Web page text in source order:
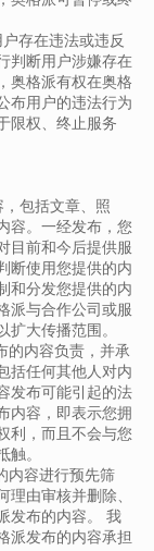
存在违法或违反
判断用户涉嫌存在
奥格派有权在奥格
布用户的违法行为
限权、终止服务
，包括文章、照
容。一经发布，您
目前和今后提供服
断使用您提供的内
和分发您提供的内
派与合作公司或服
大传播范围。
的内容负责，并承
括任何其他人对内
发布可能引起的法
内容，即表示您拥
利，而且不会与您
。
内容进行预先筛
由审核并删除、
发布的内容。 我
派发布的内容承担